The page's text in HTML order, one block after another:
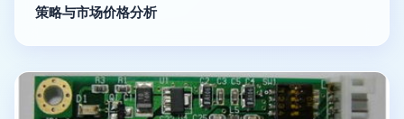
策略与市场价格分析